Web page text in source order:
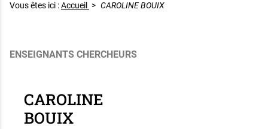
Vous êtes ici :Accueil > CAROLINE BOUIX
ENSEIGNANTS CHERCHEURS
CAROLINE
BOUIX